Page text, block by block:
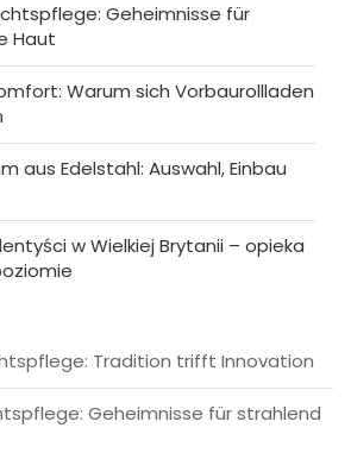
Geheimnisse für
Haut
Warum sich Vorbaurollladen
aus Edelstahl: Auswahl, Einbau
w Wielkiej Brytanii – opieka
Tradition trifft Innovation
Geheimnisse für strahlend